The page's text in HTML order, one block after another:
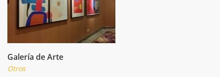
Galería de Arte
Otros